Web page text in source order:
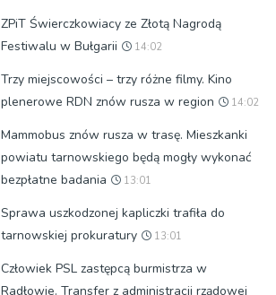
ZPiT Świerczkowiacy ze Złotą Nagrodą
Festiwalu w Bułgarii
14:02
Trzy miejscowości – trzy różne filmy. Kino
plenerowe RDN znów rusza w region
14:02
Mammobus znów rusza w trasę. Mieszkanki
powiatu tarnowskiego będą mogły wykonać
bezpłatne badania
13:01
Sprawa uszkodzonej kapliczki trafiła do
tarnowskiej prokuratury
13:01
Człowiek PSL zastępcą burmistrza w
Radłowie. Transfer z administracji rządowej